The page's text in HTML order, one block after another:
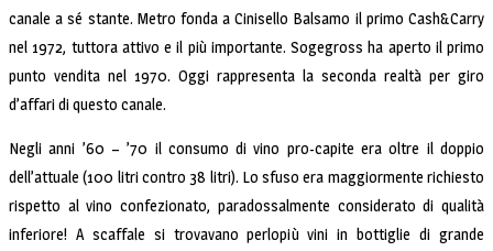
canale a sé stante. Metro fonda a Cinisello Balsamo il primo Cash&Carry
nel 1972, tuttora attivo e il più importante. Sogegross ha aperto il primo
punto vendita nel 1970. Oggi rappresenta la seconda realtà per giro
d’affari di questo canale.
Negli anni ’60 – ’70 il consumo di vino pro-capite era oltre il doppio
dell’attuale (100 litri contro 38 litri). Lo sfuso era maggiormente richiesto
rispetto al vino confezionato, paradossalmente considerato di qualità
inferiore! A scaffale si trovavano perlopiù vini in bottiglie di grande